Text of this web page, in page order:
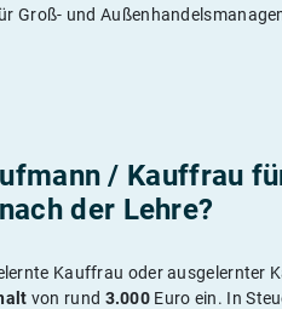
Groß- und
/ Kauffrau
der Lehre?
Kauffrau oder ausgelernter
von rund 3.000 Euro ein. In